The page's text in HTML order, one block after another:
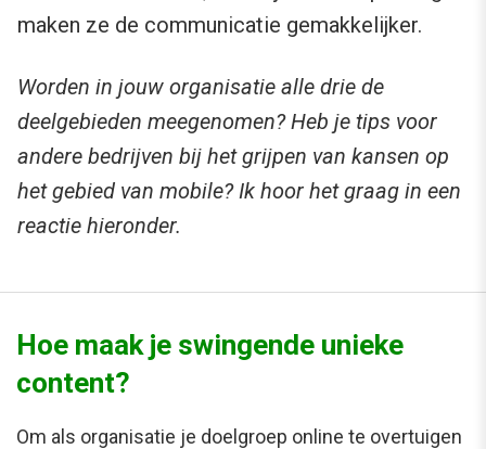
maken ze de communicatie gemakkelijker.
Worden in jouw organisatie alle drie de
deelgebieden meegenomen? Heb je tips voor
andere bedrijven bij het grijpen van kansen op
het gebied van mobile? Ik hoor het graag in een
reactie hieronder.
Hoe maak je swingende unieke
content?
Om als organisatie je doelgroep online te overtuigen